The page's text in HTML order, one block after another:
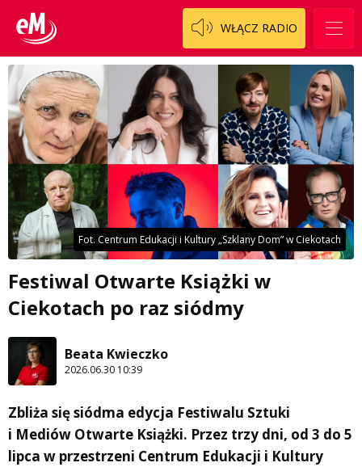
WŁĄCZ RADIO
Fot. Centrum Edukacji i Kultury „Szklany Dom” w Ciekotach
Festiwal Otwarte Książki w
Ciekotach po raz siódmy
Beata Kwieczko
2026.06.30 10:39
Zbliża się siódma edycja Festiwalu Sztuki
i Mediów Otwarte Książki. Przez trzy dni, od 3 do 5
lipca w przestrzeni Centrum Edukacji i Kultury